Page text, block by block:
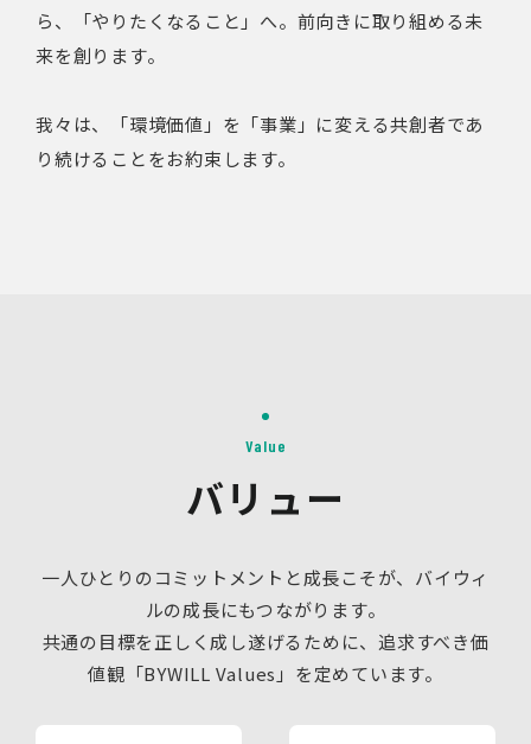
ら、「やりたくなること」へ。前向きに取り組める未
来を創ります。
我々は、「環境価値」を「事業」に変える共創者であ
り続けることをお約束します。
Value
バリュー
一人ひとりのコミットメントと成長こそが、バイウィ
ルの成長にもつながります。
共通の目標を正しく成し遂げるために、追求すべき価
値観「BYWILL Values」を定めています。